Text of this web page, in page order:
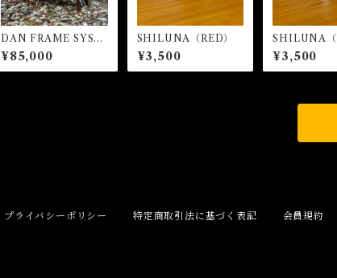
DAN FRAME SYST
EM
¥85,000
SHILUNA（RED）
¥3,500
SHILUNA
E）
¥3,500
プライバシーポリシー 特定商取引法に基づく表記 会員規約